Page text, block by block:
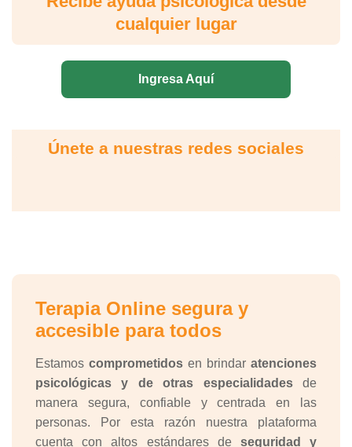
cualquier lugar
Ingresa Aquí
Únete a nuestras redes sociales
Terapia Online segura y
accesible para todos
Estamos comprometidos en brindar atenciones
psicológicas y de otras especialidadesde
manera segura, confiable y centrada en las
personas. Por esta razón nuestra plataforma
cuenta con altos estándares de seguridad y